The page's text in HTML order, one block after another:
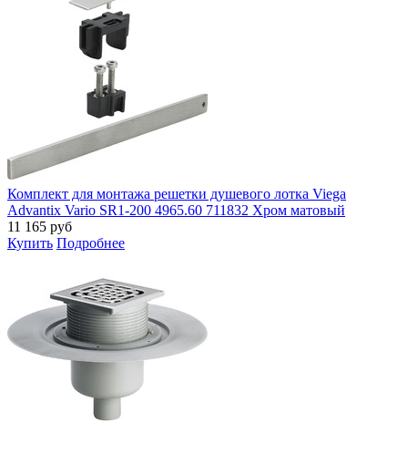
Комплект для монтажа решетки душевого лотка Viega
Advantix Vario SR1-200 4965.60 711832 Хром матовый
11 165 руб
Купить Подробнее